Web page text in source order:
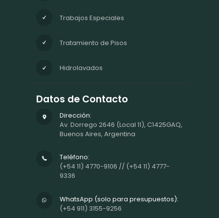
Trabajos Especiales
Tratamiento de Pisos
Hidrolavados
Datos de Contacto
Dirección:
Av. Dorrego 2646 (Local 11), C1425GAQ,
Buenos Aires, Argentina
Teléfono:
(+54 11) 4770-9106 // (+54 11) 4777-
9336
WhatsApp (solo para presupuestos):
(+54 911) 3155-9256